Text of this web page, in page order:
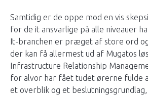
Samtidig er de oppe mod en vis
for de it ansvarlige på alle niveauer
It-branchen er præget af store ord
der kan få allermest ud af Mugatos
Infrastructure Relationship
for alvor har fået tudet ørerne fulde
et overblik og et